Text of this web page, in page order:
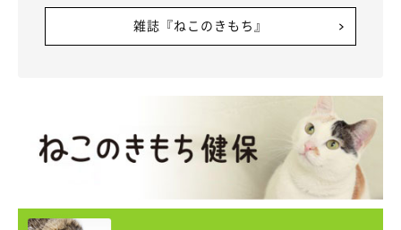
雑誌『ねこのきもち』